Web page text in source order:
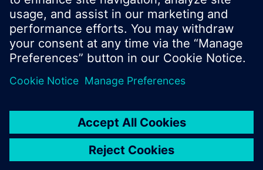
© Siemens Switzerland Ltd. 2016
rôznych krajinách.